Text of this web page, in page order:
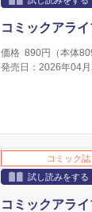
コミックアラ
価格 890円（本体
発売日：2026年04月
コミック誌
試し読みをする
コミックアラ